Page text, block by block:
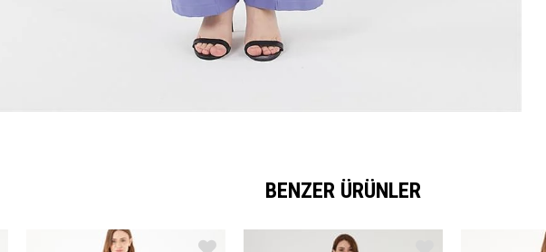
BENZER ÜRÜNLER